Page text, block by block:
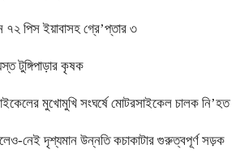
৭২ পিস ইয়াবাসহ গ্রে’প্তার ৩
টুঙ্গিপাড়ার কৃষক
মুখোমুখি সংঘর্ষে মোটরসাইকেল চালক নি’হত
নেই দৃশ্যমান উন্নতি কচাকাটার গুরুত্বপূর্ণ সড়ক